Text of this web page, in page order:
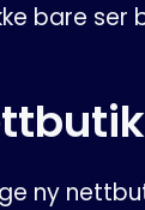
bare ser
ny